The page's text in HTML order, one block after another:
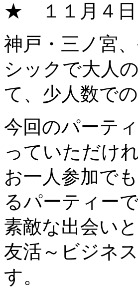
★ １１月４
神戸・三ノ宮
シックで大人
て、少人数で
今回のパーテ
っていただけ
お一人参加で
るパーティーで
素敵な出会い
友活～ビジネ
す。